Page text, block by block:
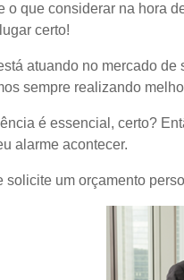
o que considerar na hora
certo!
atuando no mercado
sempre realizando
é essencial, certo?
alarme acontecer.
solicite um orçamento